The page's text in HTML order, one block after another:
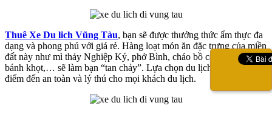
Thuê Xe Du lich Vũng Tàu, bạn sẽ được thưởng thức ẩm thực đa
dạng và phong phú với giá rẻ. Hàng loạt món ăn đặc trưng của miền
đất này như mì thảy Nghiệp Ký, phở Bình, cháo bồ câu, hải sản,
bánh khọt,… sẽ làm bạn “tan chảy”. Lựa chọn du lịch Vũng Tàu là
điểm đến an toàn và lý thú cho mọi khách du lịch.